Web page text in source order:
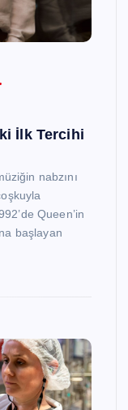
İlk Tercihi
nabzını
Queen’in
başlayan